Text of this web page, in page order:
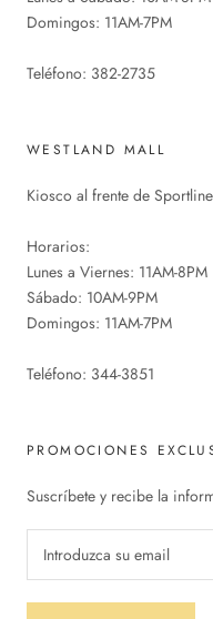
Domingos: 11AM-7PM
Teléfono: 382-2735
WESTLAND MALL
Kiosco al frente de Sportline
Horarios:
Lunes a Viernes: 11AM-8PM
Sábado: 10AM-9PM
Domingos: 11AM-7PM
Teléfono: 344-3851
PROMOCIONES
Suscríbete y recibe la